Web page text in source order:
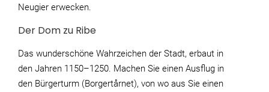
Neugier erwecken.
Der Dom zu Ribe
Das wunderschöne Wahrzeichen der Stadt, erbaut in
den Jahren 1150–1250. Machen Sie einen Ausflug in
den Bürgerturm (Borgertårnet), von wo aus Sie einen